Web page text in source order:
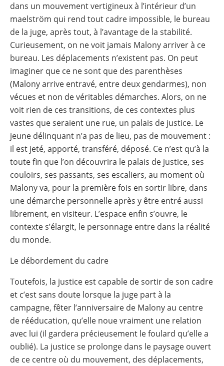
dans un mouvement vertigineux à l’intérieur d’un
maelström qui rend tout cadre impossible, le bureau
de la juge, après tout, à l’avantage de la stabilité.
Curieusement, on ne voit jamais Malony arriver à ce
bureau. Les déplacements n’existent pas. On peut
imaginer que ce ne sont que des parenthèses
(Malony arrive entravé, entre deux gendarmes), non
vécues et non de véritables démarches. Alors, on ne
voit rien de ces transitions, de ces contextes plus
vastes que seraient une rue, un palais de justice. Le
jeune délinquant n’a pas de lieu, pas de mouvement :
il est jeté, apporté, transféré, déposé. Ce n’est qu’à la
toute fin que l’on découvrira le palais de justice, ses
couloirs, ses passants, ses escaliers, au moment où
Malony va, pour la première fois en sortir libre, dans
une démarche personnelle après y être entré aussi
librement, en visiteur. L’espace enfin s’ouvre, le
contexte s’élargit, le personnage entre dans la réalité
du monde.
Le débordement du cadre
Toutefois, la justice est capable de sortir de son cadre
et c’est sans doute lorsque la juge part à la
campagne, fêter l’anniversaire de Malony au centre
de rééducation, qu’elle noue vraiment une relation
avec lui (il gardera précieusement le foulard qu’elle a
oublié). La justice se prolonge dans le paysage ouvert
de ce centre où du mouvement, des déplacements,